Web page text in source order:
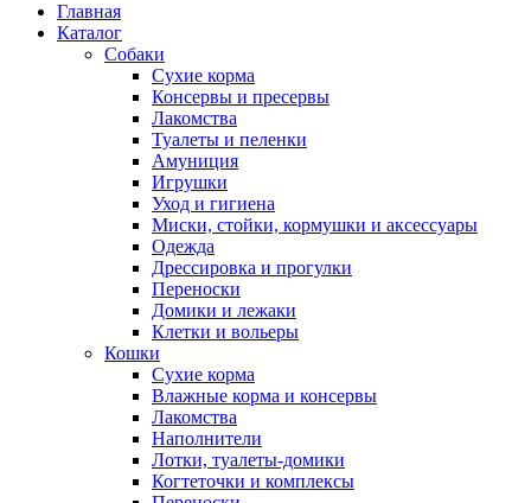
Главная
Каталог
Собаки
Сухие корма
Консервы и пресервы
Лакомства
Туалеты и пеленки
Амуниция
Игрушки
Уход и гигиена
Миски, стойки, кормушки и аксессуары
Одежда
Дрессировка и прогулки
Переноски
Домики и лежаки
Клетки и вольеры
Кошки
Сухие корма
Влажные корма и консервы
Лакомства
Наполнители
Лотки, туалеты-домики
Когтеточки и комплексы